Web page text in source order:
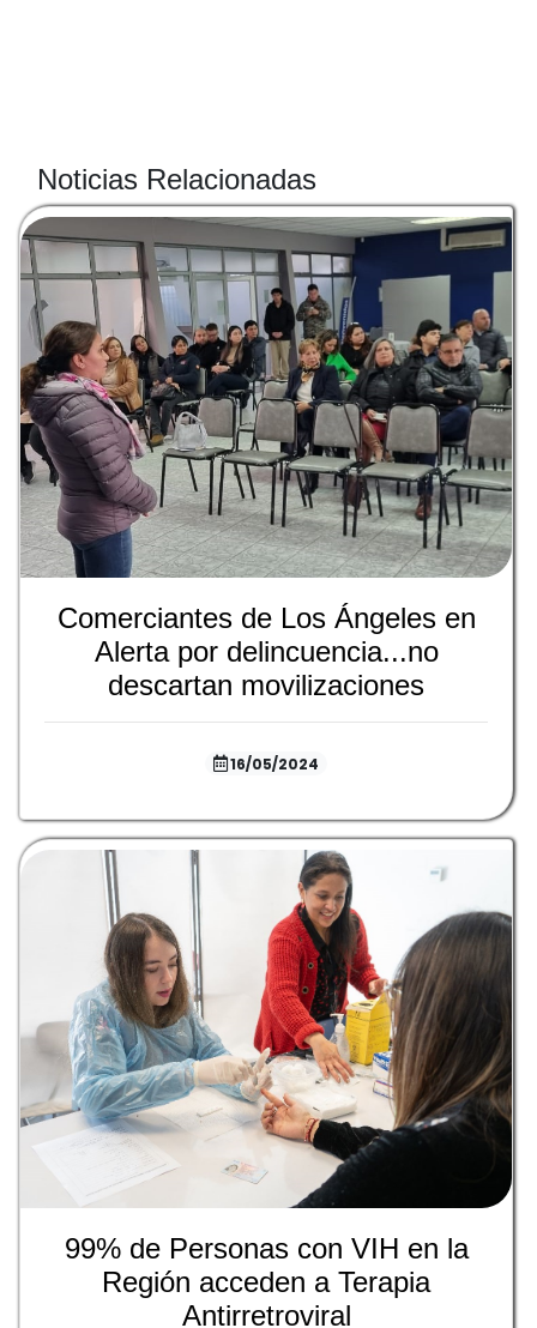
Noticias Relacionadas
Comerciantes de Los Ángeles en
Alerta por delincuencia...no
descartan movilizaciones
16/05/2024
99% de Personas con VIH en la
Región acceden a Terapia
Antirretroviral